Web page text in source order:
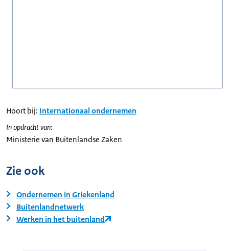
Hoort bij: Internationaal ondernemen
In opdracht van:
Ministerie van Buitenlandse Zaken
Zie ook
Ondernemen in Griekenland
Buitenlandnetwerk
Werken in het buitenland